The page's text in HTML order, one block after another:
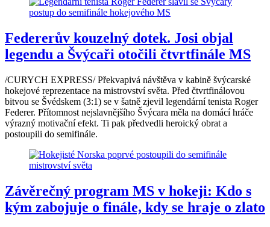
Federerův kouzelný dotek. Josi objal
legendu a Švýcaři otočili čtvrtfinále MS
/CURYCH EXPRESS/ Překvapivá návštěva v kabině švýcarské
hokejové reprezentace na mistrovství světa. Před čtvrtfinálovou
bitvou se Švédskem (3:1) se v šatně zjevil legendární tenista Roger
Federer. Přítomnost nejslavnějšího Švýcara měla na domácí hráče
výrazný motivační efekt. Ti pak předvedli heroický obrat a
postoupili do semifinále.
Závěrečný program MS v hokeji: Kdo s
kým zabojuje o finále, kdy se hraje o zlato